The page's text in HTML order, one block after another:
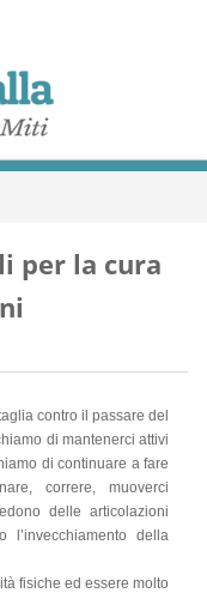
per la cura
contro il passare del
di mantenerci attivi
di continuare a fare
correre, muoverci
delle articolazioni
della
fisiche ed essere molto